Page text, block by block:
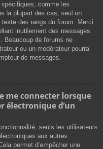
comme les
la plupart des cas, seul un
des rangs du forum. Merci
inutilement des messages
Beaucoup de forums ne
ou un modérateur pourra
de messages.
me connecter lorsque
électronique d’un
seuls les utilisateurs
aux autres
permet d’empêcher une